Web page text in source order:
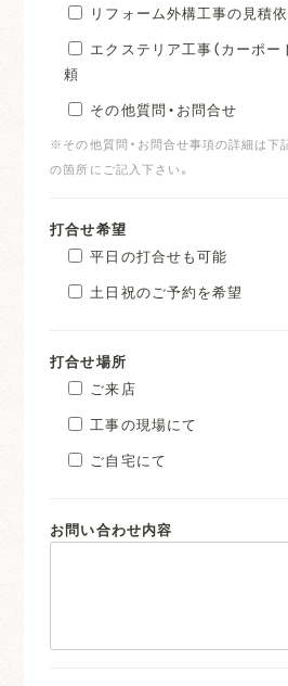
リフォーム外構工事の見積
エクステリア工事（カーポー
頼
その他質問・お問合せ
※その他質問・お問合せ事項の詳細は下
の箇所にご記入下さい。
打合せ希望
平日の打合せも可能
土日祝のご予約を希望
打合せ場所
ご来店
工事の現場にて
ご自宅にて
お問い合わせ内容